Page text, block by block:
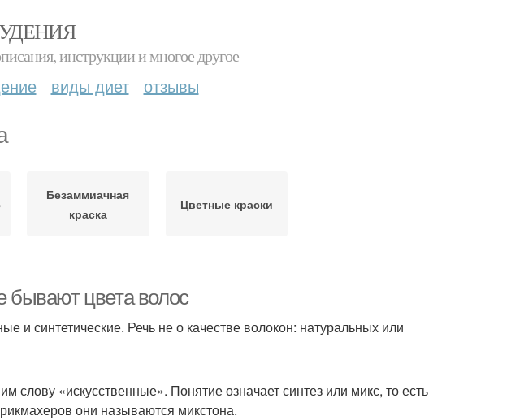
инструкции и многое другое
виды диет отзывы
Безаммиачная
краска
Цветные краски
бывают цвета волос
и синтетические. Речь не о качестве волокон: натуральных или
слову «искусственные». Понятие означает синтез или микс, то есть
они называются микстона.